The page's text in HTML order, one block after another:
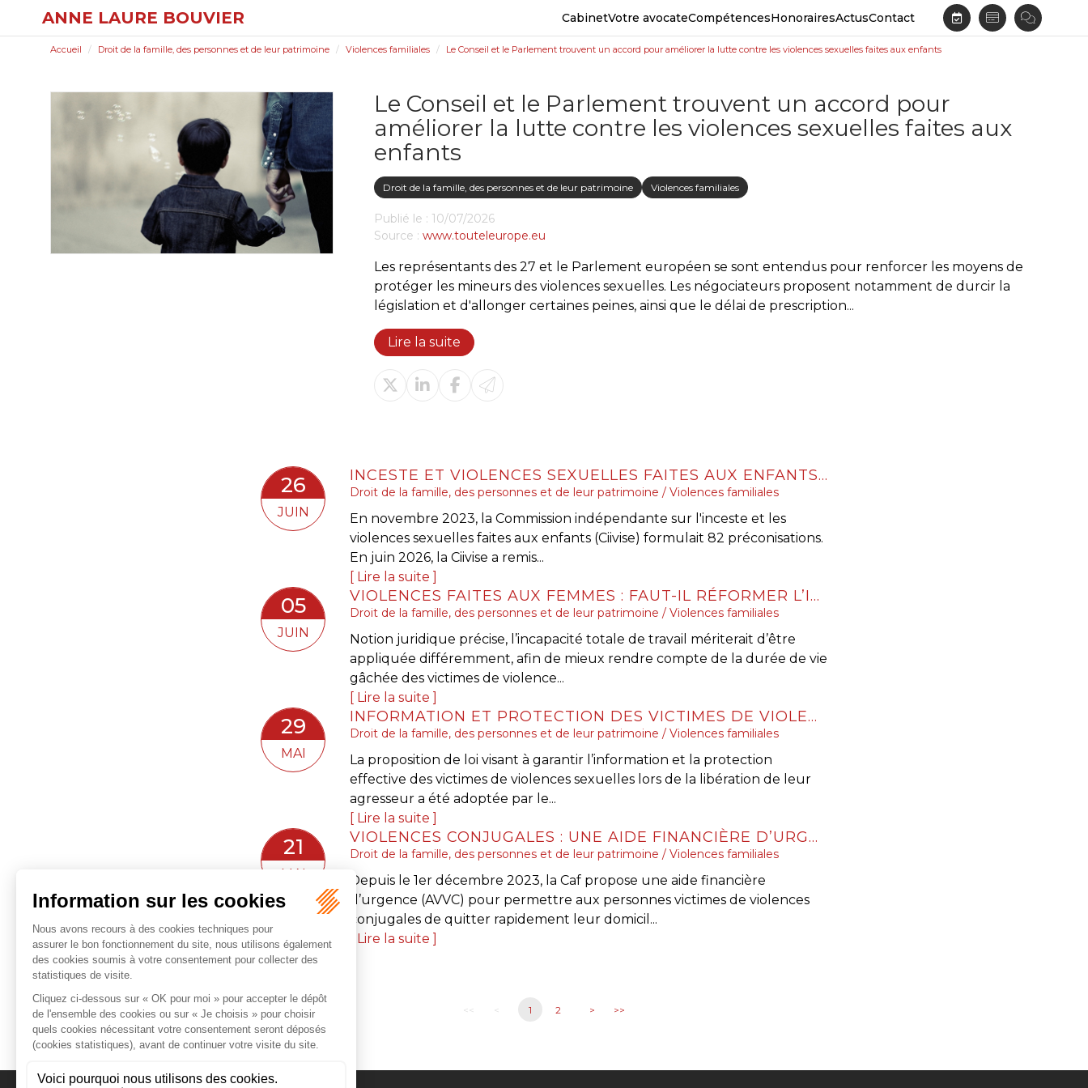
ANNE LAURE BOUVIER CabinetVotre avocateCompétencesHonorairesActusContact
Accueil Droit de la famille, des personnes et de leur patrimoine Violences familiales Le Conseil et le Parlement trouvent un accord pour améliorer la lutte contre les violences sexuelles faites aux enfants
Le Conseil et le Parlement trouvent un accord pour
améliorer la lutte contre les violences sexuelles faites aux
enfants
Publié le : 10/07/2026
Droit de la famille, des personnes et de leur patrimoine Violences familiales
Source : www.touteleurope.eu
Les représentants des 27 et le Parlement européen se sont entendus pour renforcer les moyens de
protéger les mineurs des violences sexuelles. Les négociateurs proposent notamment de durcir la
législation et d'allonger certaines peines, ainsi que le délai de prescription...
Lire la suite
INCESTE ET VIOLENCES SEXUELLES FAITES AUX ENFANTS PROPOSITIONS CIIVISE
26
JUIN
Droit de la famille, des personnes et de leur patrimoine / Violences familiales
En novembre 2023, la Commission indépendante sur l'inceste et les
violences sexuelles faites aux enfants (Ciivise) formulait 82 préconisations.
En juin 2026, la Ciivise a remis...
Lire la suite
VIOLENCES FAITES AUX FEMMES : FAUT-IL RÉFORMER L’INCAPACITÉ TOTALE DE TRAVAIL, OU PLUTÔT L’UTILISER CORRECTEMENT ?
05
JUIN
Droit de la famille, des personnes et de leur patrimoine / Violences familiales
Notion juridique précise, l’incapacité totale de travail mériterait d’être
appliquée différemment, afin de mieux rendre compte de la durée de vie
gâchée des victimes de violence...
Lire la suite
INFORMATION ET PROTECTION DES VICTIMES DE VIOLENCES SEXUELLES LORS DE LA LIBÉRATION DE LEUR AGRESSEUR : ADOPTION À L'AN
29
MAI
Droit de la famille, des personnes et de leur patrimoine / Violences familiales
La proposition de loi visant à garantir l’information et la protection
effective des victimes de violences sexuelles lors de la libération de leur
agresseur a été adoptée par le...
Lire la suite
VIOLENCES CONJUGALES : UNE AIDE FINANCIÈRE D’URGENCE POUR QUITTER LE DOMICILE EN SÉCURITÉ
21
MAI
Droit de la famille, des personnes et de leur patrimoine / Violences familiales
Depuis le 1er décembre 2023, la Caf propose une aide financière
d’urgence (AVVC) pour permettre aux personnes victimes de violences
conjugales de quitter rapidement leur domicil...
Lire la suite
1 2 > >>